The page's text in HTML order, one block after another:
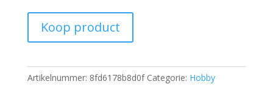
Koop product
Artikelnummer: 8fd6178b8d0f Categorie: Hobby